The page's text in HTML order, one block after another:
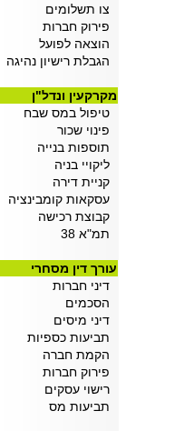
צו תשלומים
פירוק חברות
הוצאה לפועל
הגבלת רישיון נהיגה
מקרקעין ונדל"ן
טיפול במס שבח
פינוי שכור
תוספות בנייה
ליקויי בניה
קניית דירה
עסקאות קומבינציה
קבוצת רכישה
תמ"א 38
עורך דין מסחרי
דיני חברות
הסכמים
דיני מיסים
תביעות כספיות
הקמת חברה
פירוק חברות
רישוי עסקים
תביעות מס